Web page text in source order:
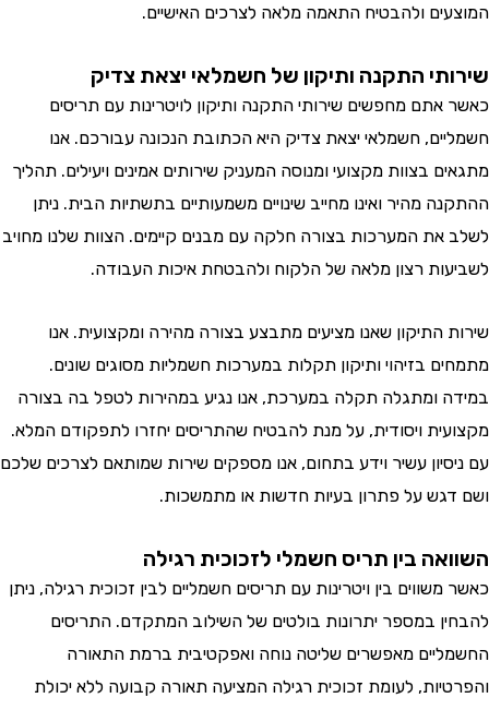
המוצעים ולהבטיח התאמה מלאה לצרכים האישיים.
שירותי התקנה ותיקון של חשמלאי יצאת צדיק
כאשר אתם מחפשים שירותי התקנה ותיקון לויטרינות עם תריסים
חשמליים, חשמלאי יצאת צדיק היא הכתובת הנכונה עבורכם. אנו
מתגאים בצוות מקצועי ומנוסה המעניק שירותים אמינים ויעילים. תהליך
ההתקנה מהיר ואינו מחייב שינויים משמעותיים בתשתיות הבית. ניתן
לשלב את המערכות בצורה חלקה עם מבנים קיימים. הצוות שלנו מחויב
לשביעות רצון מלאה של הלקוח ולהבטחת איכות העבודה.
שירות התיקון שאנו מציעים מתבצע בצורה מהירה ומקצועית. אנו
מתמחים בזיהוי ותיקון תקלות במערכות חשמליות מסוגים שונים.
במידה ומתגלה תקלה במערכת, אנו נגיע במהירות לטפל בה בצורה
מקצועית ויסודית, על מנת להבטיח שהתריסים יחזרו לתפקודם המלא.
עם ניסיון עשיר וידע בתחום, אנו מספקים שירות שמותאם לצרכים שלכם
ושם דגש על פתרון בעיות חדשות או מתמשכות.
השוואה בין תריס חשמלי לזכוכית רגילה
כאשר משווים בין ויטרינות עם תריסים חשמליים לבין זכוכית רגילה, ניתן
להבחין במספר יתרונות בולטים של השילוב המתקדם. התריסים
החשמליים מאפשרים שליטה נוחה ואפקטיבית ברמת התאורה
והפרטיות, לעומת זכוכית רגילה המציעה תאורה קבועה ללא יכולת